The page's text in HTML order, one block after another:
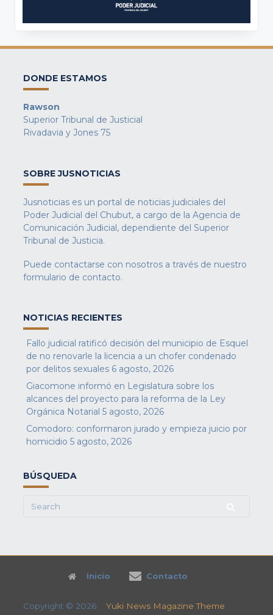
DONDE ESTAMOS
Rawson
Superior Tribunal de Justicial
Rivadavia y Jones 75
SOBRE JUSNOTICIAS
Jusnoticias es un portal de noticias judiciales del
Poder Judicial del Chubut, a cargo de la Agencia de
Comunicación Judicial, dependiente del Superior
Tribunal de Justicia.
Puede contactarse con nosotros a través de nuestro
formulario de contacto.
NOTICIAS RECIENTES
Fallo judicial ratificó decisión del municipio de Esquel
de no renovarle la licencia a un chofer condenado
por delitos sexuales 6 agosto, 2026
Giacomone informó en Legislatura sobre los
alcances del proyecto para la reforma de la Ley
Orgánica Notarial 5 agosto, 2026
Comodoro: conformaron jurado y empieza juicio por
homicidio 5 agosto, 2026
BÚSQUEDA
Search
Inicio Contacto
Copyright © 2026 Yuki News Magazine Theme